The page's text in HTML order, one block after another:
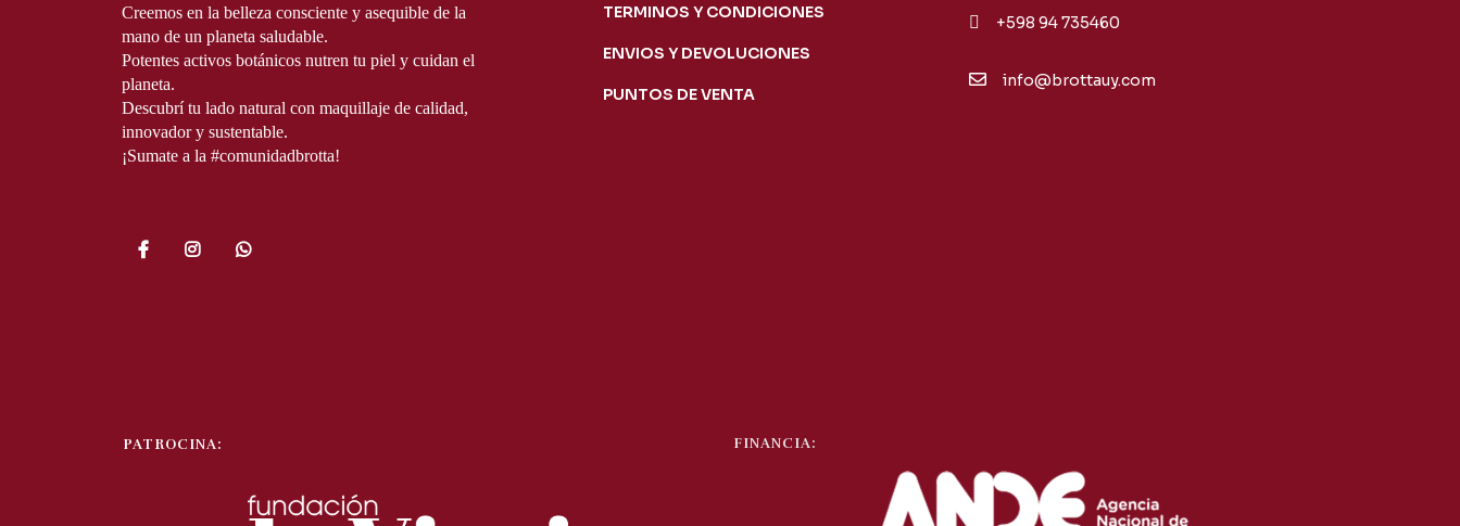
Creemos en la belleza consciente y asequible de la
mano de un planeta saludable.
Potentes activos botánicos nutren tu piel y cuidan el
planeta.
Descubrí tu lado natural con maquillaje de calidad,
innovador y sustentable.
¡Sumate a la #comunidadbrotta!
TERMINOS Y CONDICIONES
ENVIOS Y DEVOLUCIONES
PUNTOS DE VENTA
+598 94 735460
info@brottauy.com
PATROCINA: FINANCIA: